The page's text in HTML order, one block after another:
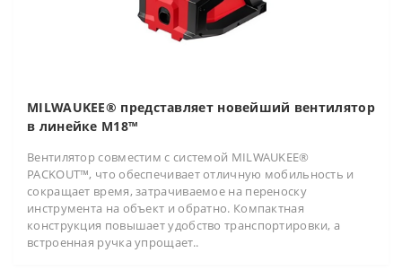
MILWAUKEE® представляет новейший вентилятор
в линейке M18™
Вентилятор совместим с системой MILWAUKEE®
PACKOUT™, что обеспечивает отличную мобильность и
сокращает время, затрачиваемое на переноску
инструмента на объект и обратно. Компактная
конструкция повышает удобство транспортировки, а
встроенная ручка упрощает..